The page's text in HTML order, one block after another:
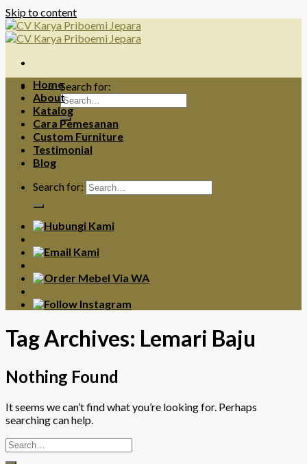
Skip to content
Search for:
Home
About
Katalog
Cara Pemesanan
Custom Furniture
Testimonial
Blog
Search for:
Tag Archives: Lemari Baju
Nothing Found
It seems we can’t find what you’re looking for. Perhaps
searching can help.